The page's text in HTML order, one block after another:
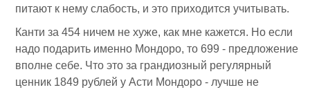
питают к нему слабость, и это приходится учитывать.
Канти за 454 ничем не хуже, как мне кажется. Но если
надо подарить именно Мондоро, то 699 - предложение
вполне себе. Что это за грандиозный регулярный
ценник 1849 рублей у Асти Мондоро - лучше не